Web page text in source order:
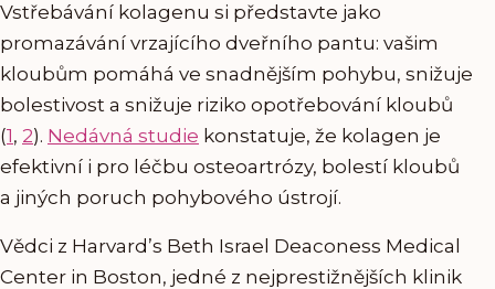
Vstřebávání kolagenu si představte jako
promazávání vrzajícího dveřního pantu: vašim
kloubům pomáhá ve snadnějším pohybu, snižuje
bolestivost a snižuje riziko opotřebování kloubů
(1, 2). Nedávná studie konstatuje, že kolagen je
efektivní i pro léčbu osteoartrózy, bolestí kloubů
a jiných poruch pohybového ústrojí.
Vědci z Harvard’s Beth Israel Deaconess Medical
Center in Boston, jedné z nejprestižnějších klinik